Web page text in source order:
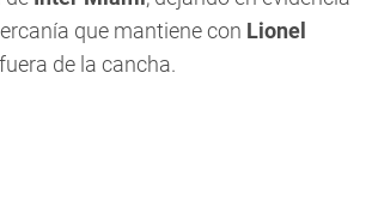
que mantiene con Lionel
de la cancha.